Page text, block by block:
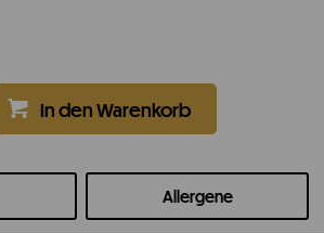
Allergene